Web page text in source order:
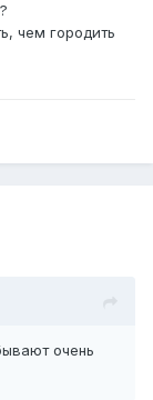
чем городить
очень